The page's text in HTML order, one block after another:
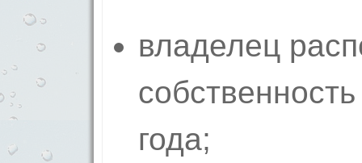
владелец
года;